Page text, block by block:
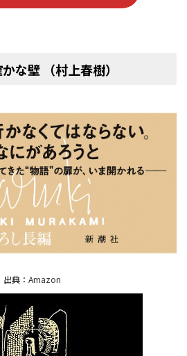
な壁 （村上春樹）
出典： Amazon